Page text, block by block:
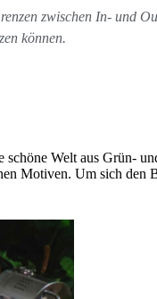
zwischen In- und
können.
Welt aus Grün-
Motiven. Um sich den